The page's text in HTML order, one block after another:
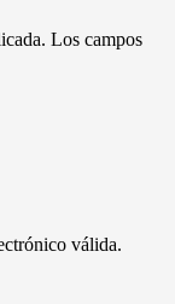
Los campos
válida.